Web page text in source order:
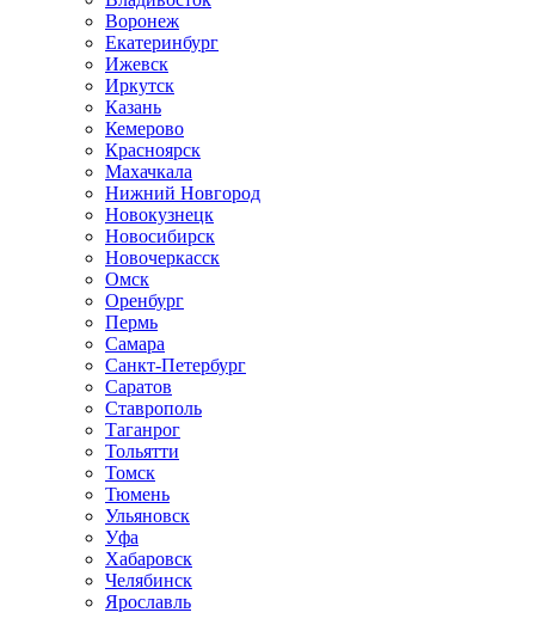
Воронеж
Екатеринбург
Ижевск
Иркутск
Казань
Кемерово
Красноярск
Махачкала
Нижний Новгород
Новокузнецк
Новосибирск
Новочеркаcск
Омск
Оренбург
Пермь
Самара
Санкт-Петербург
Саратов
Ставрополь
Таганрог
Тольятти
Томск
Тюмень
Ульяновск
Уфа
Хабаровск
Челябинск
Ярославль